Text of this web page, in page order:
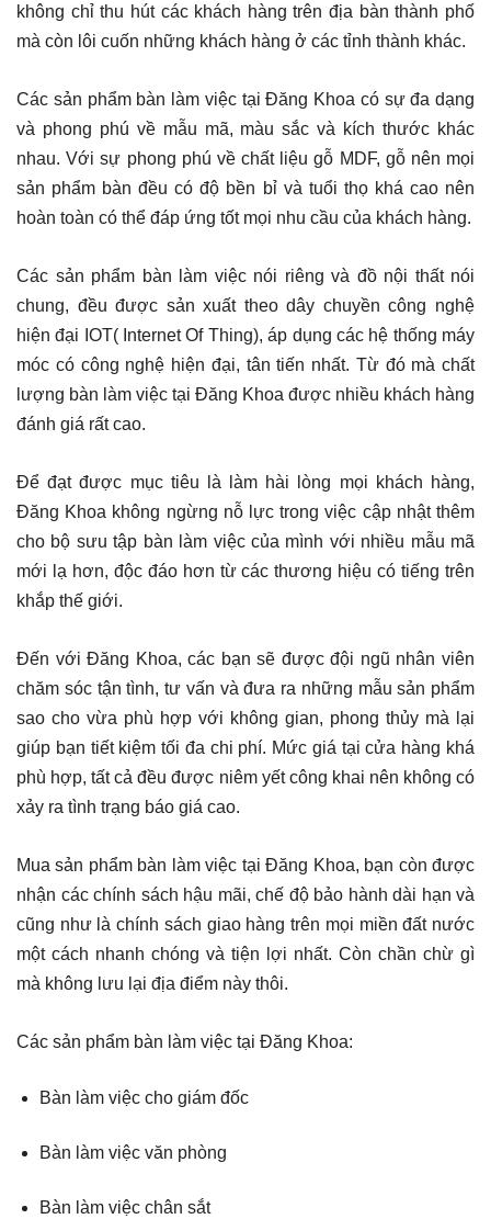
không chỉ thu hút các khách hàng trên địa bàn thành phố
mà còn lôi cuốn những khách hàng ở các tỉnh thành khác.
Các sản phẩm bàn làm việc tại Đăng Khoa có sự đa dạng
và phong phú về mẫu mã, màu sắc và kích thước khác
nhau. Với sự phong phú về chất liệu gỗ MDF, gỗ nên mọi
sản phẩm bàn đều có độ bền bỉ và tuổi thọ khá cao nên
hoàn toàn có thể đáp ứng tốt mọi nhu cầu của khách hàng.
Các sản phẩm bàn làm việc nói riêng và đồ nội thất nói
chung, đều được sản xuất theo dây chuyền công nghệ
hiện đại IOT( Internet Of Thing), áp dụng các hệ thống máy
móc có công nghệ hiện đại, tân tiến nhất. Từ đó mà chất
lượng bàn làm việc tại Đăng Khoa được nhiều khách hàng
đánh giá rất cao.
Để đạt được mục tiêu là làm hài lòng mọi khách hàng,
Đăng Khoa không ngừng nỗ lực trong việc cập nhật thêm
cho bộ sưu tập bàn làm việc của mình với nhiều mẫu mã
mới lạ hơn, độc đáo hơn từ các thương hiệu có tiếng trên
khắp thế giới.
Đến với Đăng Khoa, các bạn sẽ được đội ngũ nhân viên
chăm sóc tận tình, tư vấn và đưa ra những mẫu sản phẩm
sao cho vừa phù hợp với không gian, phong thủy mà lại
giúp bạn tiết kiệm tối đa chi phí. Mức giá tại cửa hàng khá
phù hợp, tất cả đều được niêm yết công khai nên không có
xảy ra tình trạng báo giá cao.
Mua sản phẩm bàn làm việc tại Đăng Khoa, bạn còn được
nhận các chính sách hậu mãi, chế độ bảo hành dài hạn và
cũng như là chính sách giao hàng trên mọi miền đất nước
một cách nhanh chóng và tiện lợi nhất. Còn chần chừ gì
mà không lưu lại địa điểm này thôi.
Các sản phẩm bàn làm việc tại Đăng Khoa:
Bàn làm việc cho giám đốc
Bàn làm việc văn phòng
Bàn làm việc chân sắt